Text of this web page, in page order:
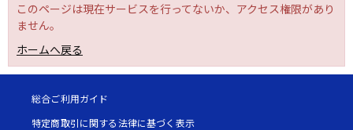
このページは現在サービスを行ってないか、アクセス権限があり
ません。
ホームへ戻る
総合ご利用ガイド
特定商取引に関する法律に基づく表示